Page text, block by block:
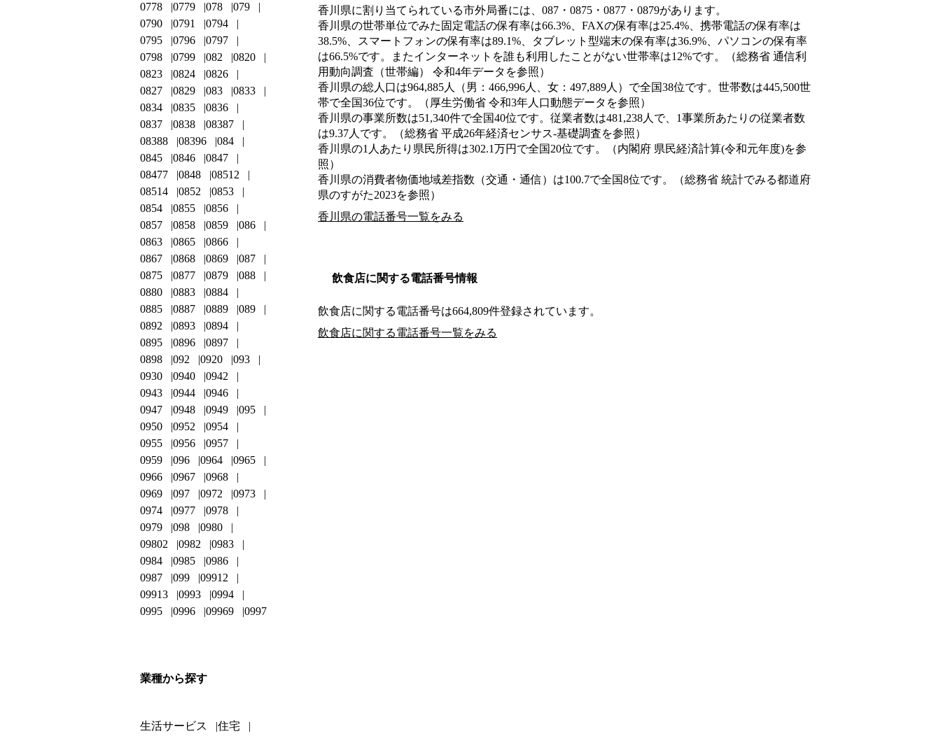
香川県に割り当てられている市外局番には、087・0875・0877・0879があります。
香川県の世帯単位でみた固定電話の保有率は66.3%、FAXの保有率は25.4%、携帯電話の保有率は
38.5%、スマートフォンの保有率は89.1%、タブレット型端末の保有率は36.9%、パソコンの保有率
は66.5%です。またインターネットを誰も利用したことがない世帯率は12%です。（総務省 通信利
用動向調査（世帯編） 令和4年データを参照）
香川県の総人口は964,885人（男：466,996人、女：497,889人）で全国38位です。世帯数は445,500世
帯で全国36位です。（厚生労働省 令和3年人口動態データを参照）
香川県の事業所数は51,340件で全国40位です。従業者数は481,238人で、1事業所あたりの従業者数
は9.37人です。（総務省 平成26年経済センサス‐基礎調査を参照）
香川県の1人あたり県民所得は302.1万円で全国20位です。（内閣府 県民経済計算(令和元年度)を参
照）
香川県の消費者物価地域差指数（交通・通信）は100.7で全国8位です。（総務省 統計でみる都道府
県のすがた2023を参照）
香川県の電話番号一覧をみる
飲食店に関する電話番号情報
飲食店に関する電話番号は664,809件登録されています。
飲食店に関する電話番号一覧をみる
0778
0779 078
079
0790
0791
0794
0795
0796
0797
0798
0799 082
0820
0823
0824
0826
0827
0829 083
0833
0834
0835
0836
0837
0838
08387
08388
08396
084
0845
0846
0847
08477
0848
08512
08514
0852
0853
0854
0855
0856
0857
0858 0859
086
0863
0865
0866
0867
0868 0869
087
0875
0877 0879
088
0880
0883
0884
0885
0887 0889
089
0892
0893
0894
0895
0896
0897
0898
092 0920
093
0930
0940
0942
0943
0944
0946
0947
0948 0949
095
0950
0952
0954
0955
0956
0957
0959
096 0964
0965
0966
0967
0968
0969
097 0972
0973
0974
0977
0978
0979
098
0980
09802
0982
0983
0984
0985
0986
0987
099
09912
09913
0993
0994
0995
0996 09969 0997
業種から探す
生活サービス 住宅